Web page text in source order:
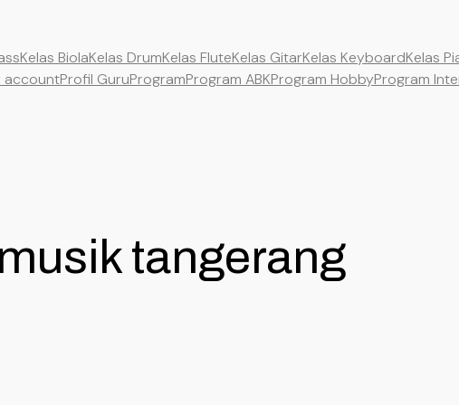
Kelas BiolaKelas DrumKelas FluteKelas GitarKelas KeyboardKelas
accountProfil GuruProgramProgram ABKProgram HobbyProgram
tangerang